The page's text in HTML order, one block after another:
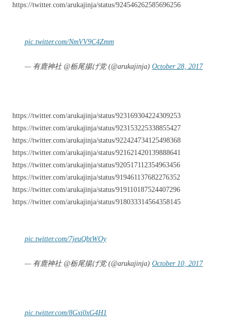
https://twitter.com/arukajinja/status/924546262585696256
pic.twitter.com/NmVV9C4Zmm
— 有鹿神社 @栃尾揚げ党 (@arukajinja) October 28, 2017
https://twitter.com/arukajinja/status/923169304224309253
https://twitter.com/arukajinja/status/923153225338855427
https://twitter.com/arukajinja/status/922424734125498368
https://twitter.com/arukajinja/status/921621420139888641
https://twitter.com/arukajinja/status/920517112354963456
https://twitter.com/arukajinja/status/919461137682276352
https://twitter.com/arukajinja/status/919110187524407296
https://twitter.com/arukajinja/status/918033314564358145
pic.twitter.com/7jeuQbtWOy
— 有鹿神社 @栃尾揚げ党 (@arukajinja) October 10, 2017
pic.twitter.com/8Gxi0xG4H1